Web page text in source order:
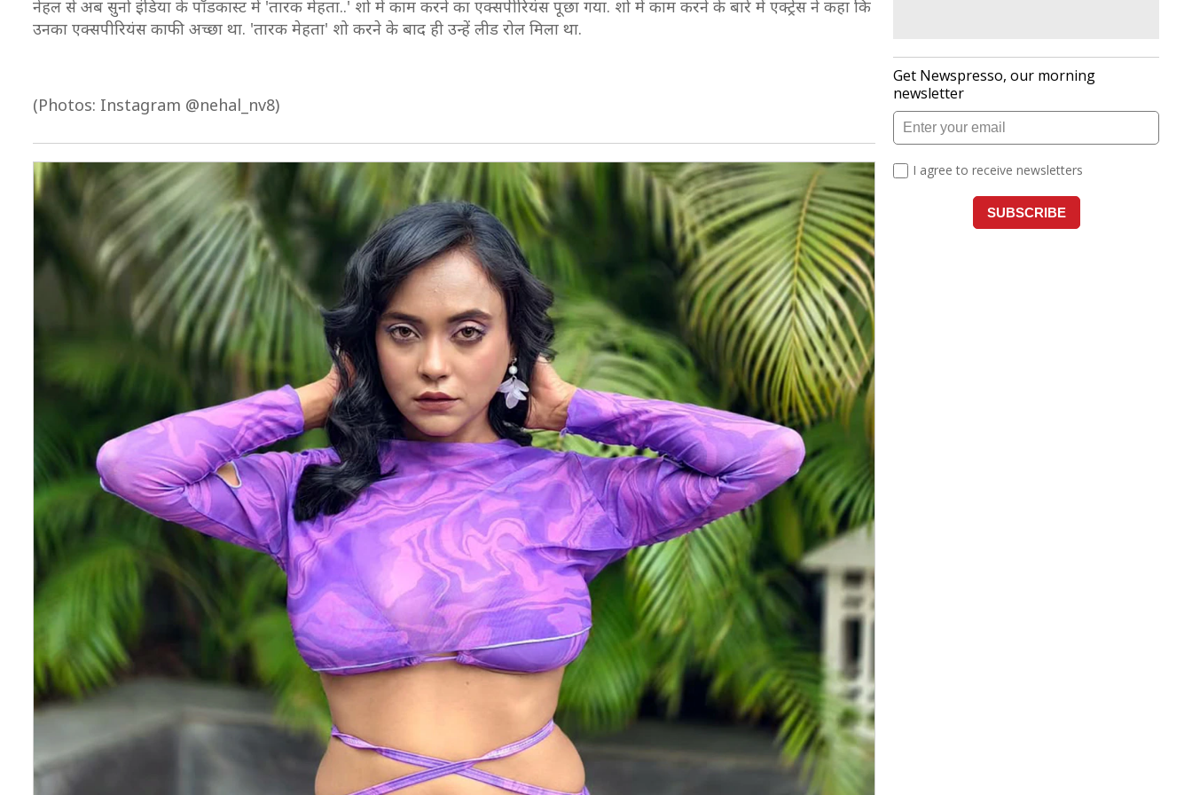
नेहल से अब सुनो इंडिया के पॉडकास्ट में 'तारक मेहता..' शो में काम करने का एक्सपीरियंस पूछा गया. शो में काम करने के बारे में एक्ट्रेस ने कहा कि
उनका एक्सपीरियंस काफी अच्छा था. 'तारक मेहता' शो करने के बाद ही उन्हें लीड रोल मिला था.
(Photos: Instagram @nehal_nv8)